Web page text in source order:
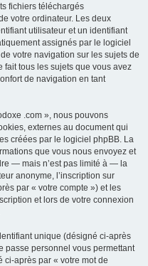
fichiers téléchargés
votre ordinateur. Les deux
utilisateur et un identifiant
assignés par le logiciel
votre navigation sur les sujets de
fait tous les sujets que vous avez
de navigation en tant
.com », nous pouvons
externes au document qui
créées par le logiciel phpBB. La
que vous nous envoyez et
— mais n’est pas limité à — la
anonyme, l’inscription sur
par « votre compte ») et les
et lors de votre connexion
unique (désigné ci-après
passe personnel vous permettant
ci-après par « votre mot de